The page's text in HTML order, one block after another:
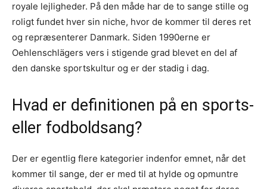
royale lejligheder. På den måde har de to sange stille og
roligt fundet hver sin niche, hvor de kommer til deres ret
og repræsenterer Danmark. Siden 1990erne er
Oehlenschlägers vers i stigende grad blevet en del af
den danske sportskultur og er der stadig i dag.
Hvad er definitionen på en sports-
eller fodboldsang?
Der er egentlig flere kategorier indenfor emnet, når det
kommer til sange, der er med til at hylde og opmuntre